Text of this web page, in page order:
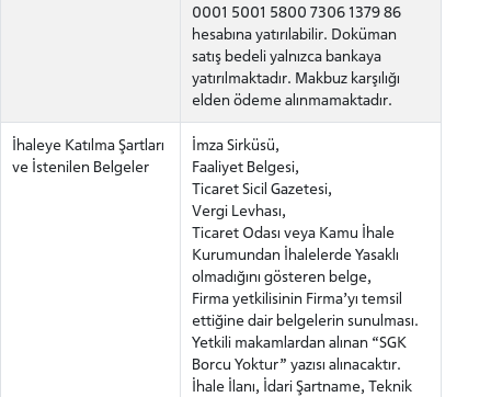
0001 5001 5800 7306 1379 86
hesabına yatırılabilir. Doküman
satış bedeli yalnızca bankaya
yatırılmaktadır. Makbuz karşılığı
elden ödeme alınmamaktadır.
İhaleye Katılma Şartları
ve İstenilen Belgeler
İmza Sirküsü,
Faaliyet Belgesi,
Ticaret Sicil Gazetesi,
Vergi Levhası,
Ticaret Odası veya Kamu İhale
Kurumundan İhalelerde Yasaklı
olmadığını gösteren belge,
Firma yetkilisinin Firma’yı temsil
ettiğine dair belgelerin sunulması.
Yetkili makamlardan alınan “SGK
Borcu Yoktur” yazısı alınacaktır.
İhale İlanı, İdari Şartname, Teknik